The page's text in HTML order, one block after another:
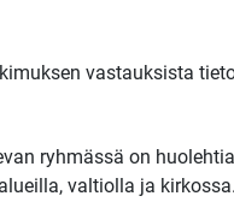
vastauksista
ryhmässä on
valtiolla ja kirkossa.